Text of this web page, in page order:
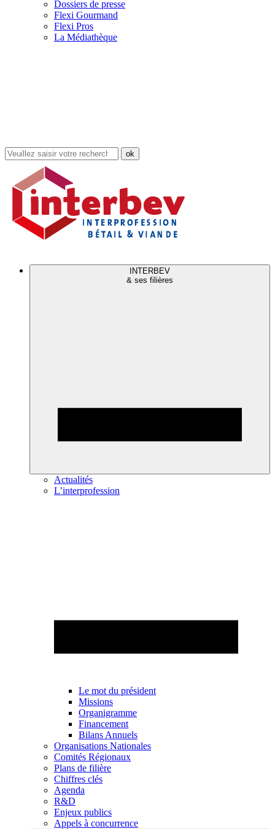
Dossiers de presse
Flexi Gourmand
Flexi Pros
La Médiathèque
Rechercher
dans
site
INTERBEV
& ses filières
Actualités
L’interprofession
Le mot du président
Missions
Organigramme
Financement
Bilans Annuels
Organisations Nationales
Comités Régionaux
Plans de filière
Chiffres clés
Agenda
R&D
Enjeux publics
Appels à concurrence